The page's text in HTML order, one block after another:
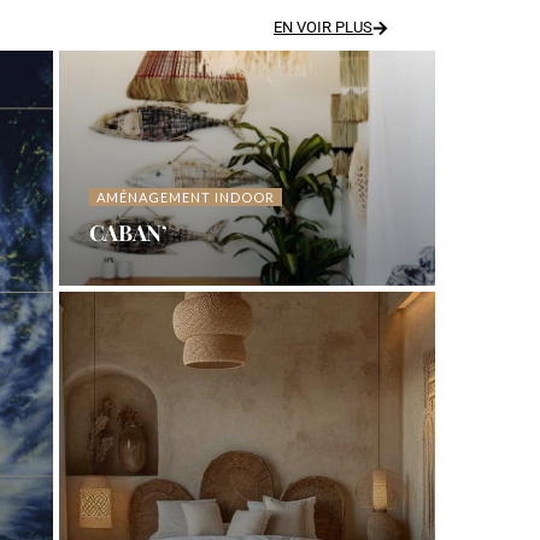
EN VOIR PLUS
AMÉNAGEMENT INDOOR
CABAN’